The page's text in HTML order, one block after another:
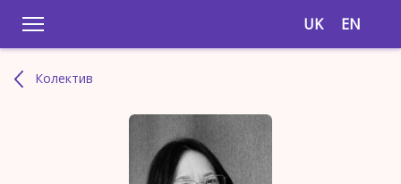
UK EN
Колектив